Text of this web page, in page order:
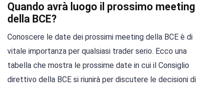
Quando avrà luogo il prossimo meeting
della BCE?
Conoscere le date dei prossimi meeting della BCE è di
vitale importanza per qualsiasi trader serio. Ecco una
tabella che mostra le prossime date in cui il Consiglio
direttivo della BCE si riunirà per discutere le decisioni di